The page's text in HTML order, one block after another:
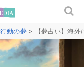
行動の夢> 【夢占い】海外